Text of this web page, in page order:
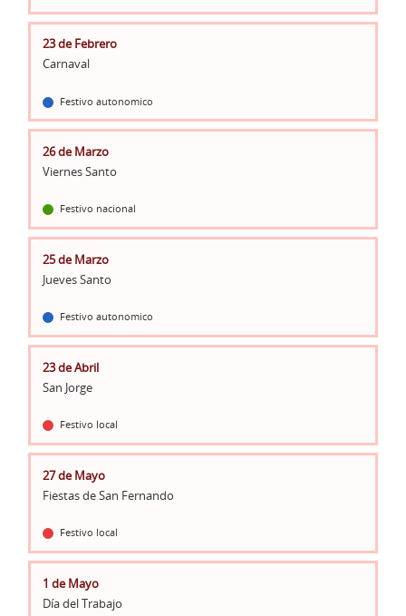
23 de Febrero
Carnaval
Festivo autonomico
26 de Marzo
Viernes Santo
Festivo nacional
25 de Marzo
Jueves Santo
Festivo autonomico
23 de Abril
San Jorge
Festivo local
27 de Mayo
Fiestas de San Fernando
Festivo local
1 de Mayo
Día del Trabajo